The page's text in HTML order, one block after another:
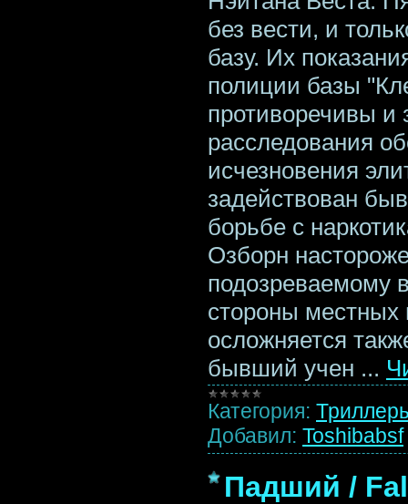
без вести, и
базу. Их
полиции базы
противоречивы и
расследования
исчезновения
задействован
борьбе с
Озборн
подозреваемому
стороны местных
осложняется
бывший учен ...
Категория:
Добавил: Toshibabsf
Падший /